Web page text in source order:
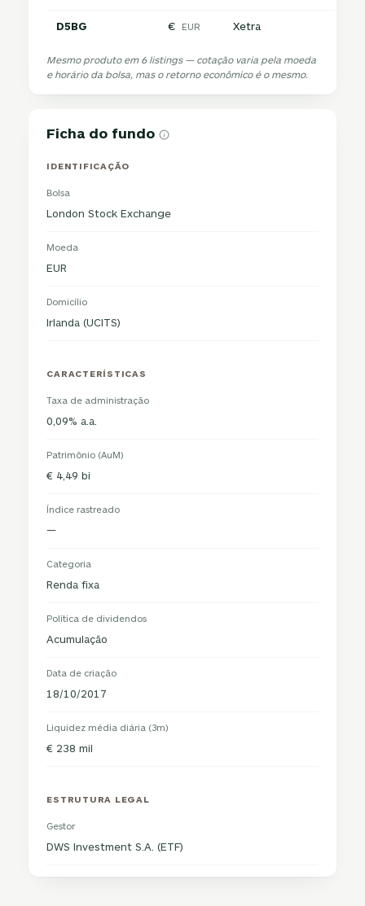
D5BG € EUR Xetra
Mesmo produto em 6 listings — cotação varia pela moeda
e horário da bolsa, mas o retorno econômico é o mesmo.
Ficha do fundo
IDENTIFICAÇÃO
Bolsa
London Stock Exchange
Moeda
EUR
Domicílio
Irlanda (UCITS)
CARACTERÍSTICAS
Taxa de administração
0,09% a.a.
Patrimônio (AuM)
€ 4,49 bi
Índice rastreado
—
Categoria
Renda fixa
Política de dividendos
Acumulação
Data de criação
18/10/2017
Liquidez média diária (3m)
€ 238 mil
ESTRUTURA LEGAL
Gestor
DWS Investment S.A. (ETF)